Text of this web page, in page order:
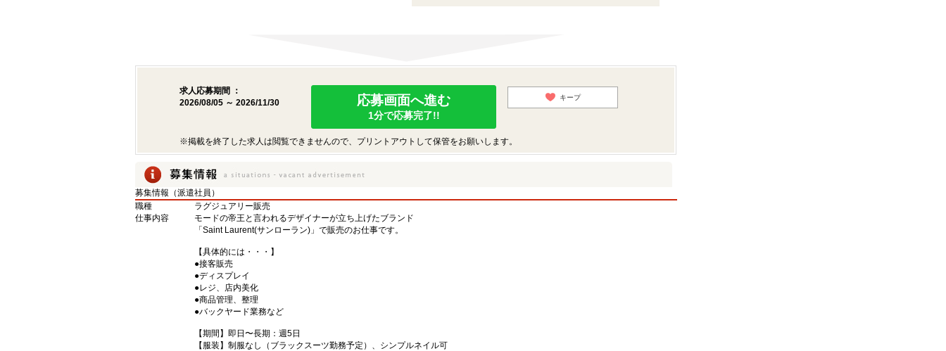
求人応募期間 ：
2026/08/05 ～ 2026/11/30
応募画面へ進む
1分で応募完了!!
キープ
※掲載を終了した求人は閲覧できませんので、プリントアウトして保管をお願いします。
募集情報（派遣社員）
職種
ラグジュアリー販売
仕事内容
モードの帝王と言われるデザイナーが立ち上げたブランド
「Saint Laurent(サンローラン)」で販売のお仕事です。
【具体的には・・・】
●接客販売
●ディスプレイ
●レジ、店内美化
●商品管理、整理
●バックヤード業務など
【期間】即日〜長期：週5日
【服装】制服なし（ブラックスーツ勤務予定）、シンプルネイル可